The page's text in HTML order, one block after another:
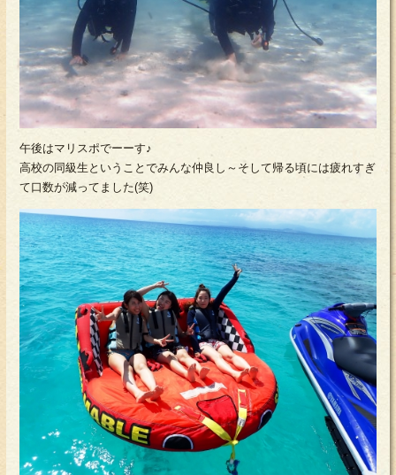
午後はマリスポでーーす♪
高校の同級生ということでみんな仲良し～そして帰る頃には疲れすぎ
て口数が減ってました(笑)